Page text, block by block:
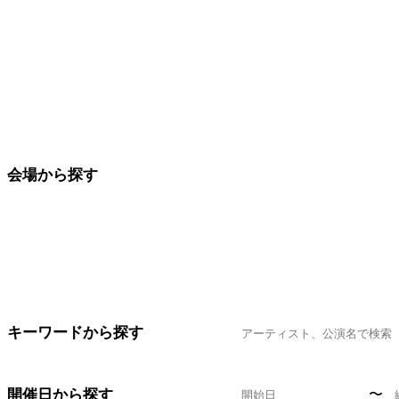
会場から探す
キーワードから探す
開催日から探す 〜